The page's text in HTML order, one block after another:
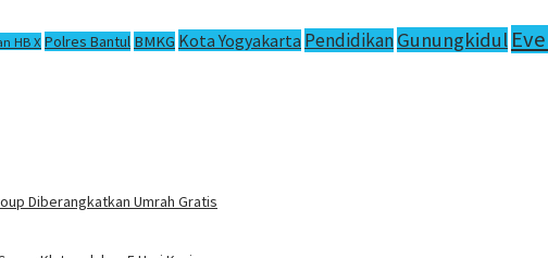
HB X Polres Bantul BMKG Kota Yogyakarta PendidikanGunungkidul
Diberangkatkan Umrah Gratis